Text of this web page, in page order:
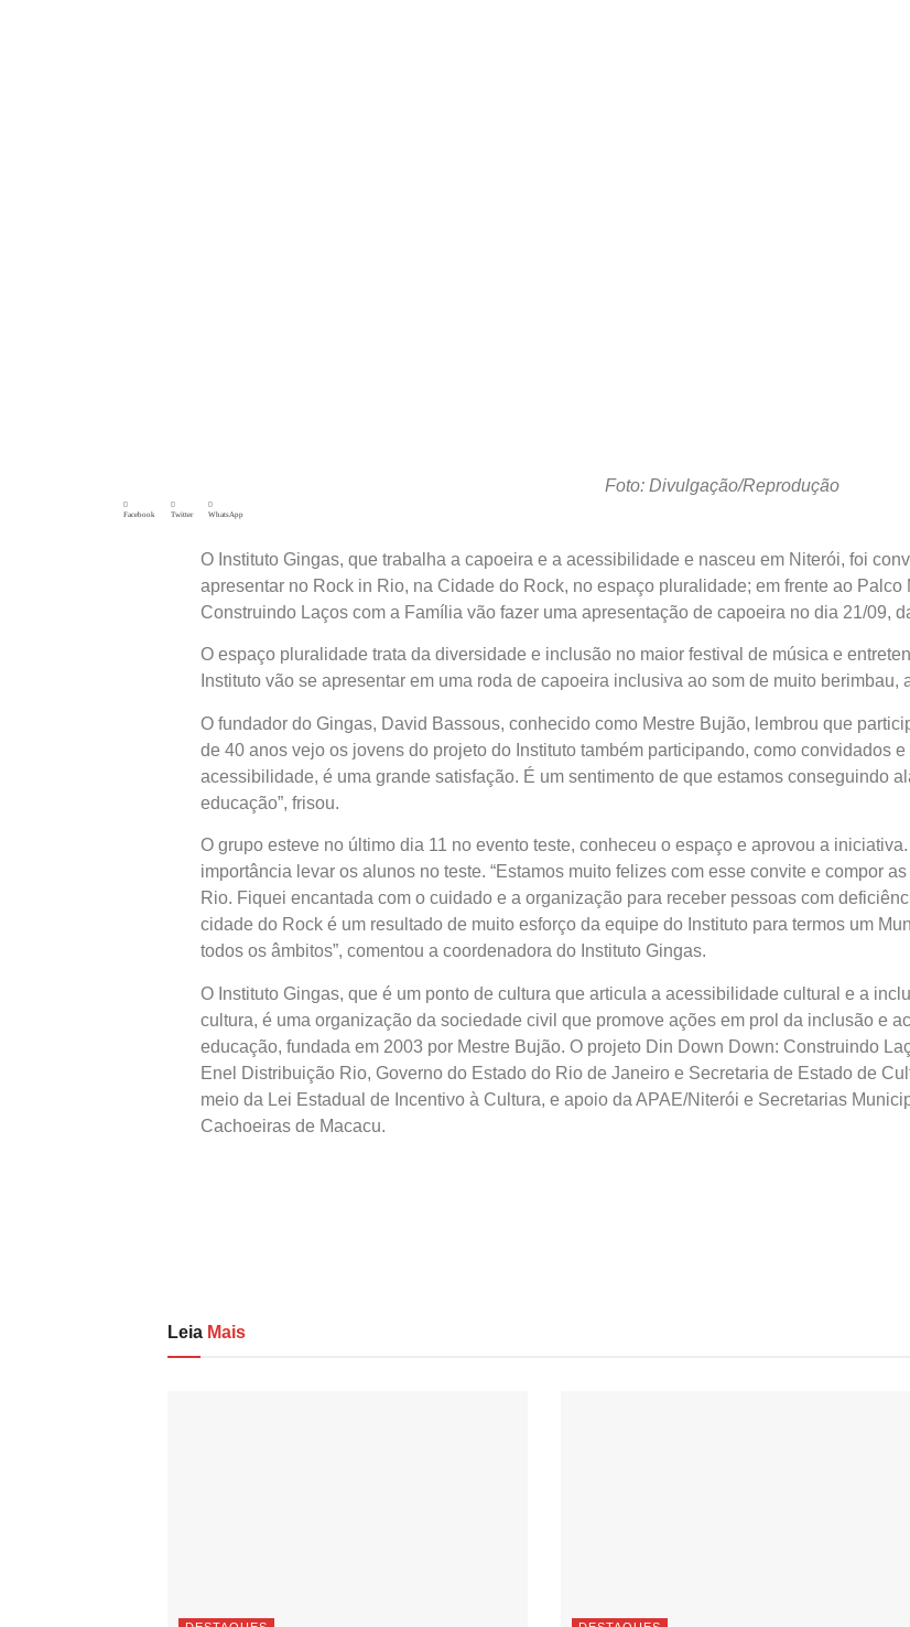
Foto: Divulgação/Reprodução
Facebook Twitter WhatsApp
O Instituto Gingas, que trabalha a capoeira e a acessibilidade e nasceu em Niterói, foi
apresentar no Rock in Rio, na Cidade do Rock, no espaço pluralidade; em frente ao
Construindo Laços com a Família vão fazer uma apresentação de capoeira no dia 21/09,
O espaço pluralidade trata da diversidade e inclusão no maior festival de música e
Instituto vão se apresentar em uma roda de capoeira inclusiva ao som de muito
O fundador do Gingas, David Bassous, conhecido como Mestre Bujão, lembrou que
de 40 anos vejo os jovens do projeto do Instituto também participando, como convidados
acessibilidade, é uma grande satisfação. É um sentimento de que estamos conseguindo
educação”, frisou.
O grupo esteve no último dia 11 no evento teste, conheceu o espaço e aprovou a
importância levar os alunos no teste. “Estamos muito felizes com esse convite e compor
Rio. Fiquei encantada com o cuidado e a organização para receber pessoas com
cidade do Rock é um resultado de muito esforço da equipe do Instituto para termos um
todos os âmbitos”, comentou a coordenadora do Instituto Gingas.
O Instituto Gingas, que é um ponto de cultura que articula a acessibilidade cultural e a
cultura, é uma organização da sociedade civil que promove ações em prol da inclusão e
educação, fundada em 2003 por Mestre Bujão. O projeto Din Down Down: Construindo
Enel Distribuição Rio, Governo do Estado do Rio de Janeiro e Secretaria de Estado de
meio da Lei Estadual de Incentivo à Cultura, e apoio da APAE/Niterói e Secretarias
Cachoeiras de Macacu.
Leia Mais